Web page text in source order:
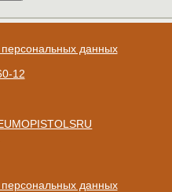
данных
12
данных